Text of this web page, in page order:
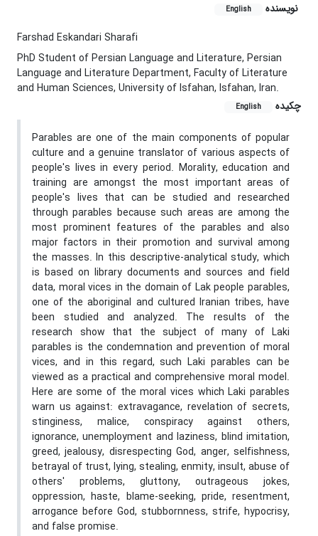
نویسنده English
Farshad Eskandari Sharafi
PhD Student of Persian Language and Literature, Persian
Language and Literature Department, Faculty of Literature
and Human Sciences, University of Isfahan, Isfahan, Iran.
چکیده
English
Parables are one of the main components of popular
culture and a genuine translator of various aspects of
people's lives in every period. Morality, education and
training are amongst the most important areas of
people's lives that can be studied and researched
through parables because such areas are among the
most prominent features of the parables and also
major factors in their promotion and survival among
the masses. In this descriptive-analytical study, which
is based on library documents and sources and field
data, moral vices in the domain of Lak people parables,
one of the aboriginal and cultured Iranian tribes, have
been studied and analyzed. The results of the
research show that the subject of many of Laki
parables is the condemnation and prevention of moral
vices, and in this regard, such Laki parables can be
viewed as a practical and comprehensive moral model.
Here are some of the moral vices which Laki parables
warn us against: extravagance, revelation of secrets,
stinginess, malice, conspiracy against others,
ignorance, unemployment and laziness, blind imitation,
greed, jealousy, disrespecting God, anger, selfishness,
betrayal of trust, lying, stealing, enmity, insult, abuse of
others' problems, gluttony, outrageous jokes,
oppression, haste, blame-seeking, pride, resentment,
arrogance before God, stubbornness, strife, hypocrisy,
and false promise.